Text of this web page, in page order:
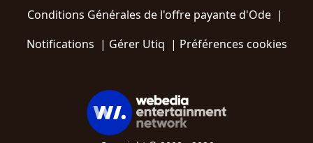
Conditions Générales de l'offre payante d'Ode |
Notifications | Gérer Utiq | Préférences cookies